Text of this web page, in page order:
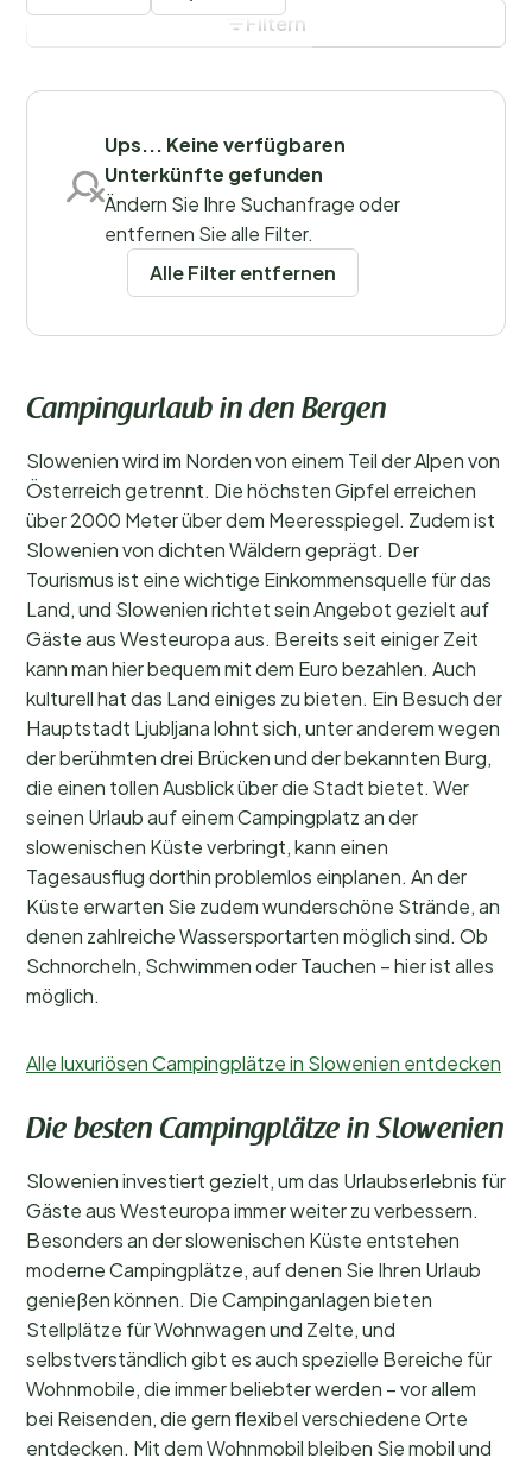
Urlaub verbringen.
Regionen
Filtern
Ups... Keine verfügbaren
Unterkünfte gefunden
Ändern Sie Ihre Suchanfrage oder
entfernen Sie alle Filter.
Alle Filter entfernen
Campingurlaub in den Bergen
Slowenien wird im Norden von einem Teil der Alpen von
Österreich getrennt. Die höchsten Gipfel erreichen
über 2000 Meter über dem Meeresspiegel. Zudem ist
Slowenien von dichten Wäldern geprägt. Der
Tourismus ist eine wichtige Einkommensquelle für das
Land, und Slowenien richtet sein Angebot gezielt auf
Gäste aus Westeuropa aus. Bereits seit einiger Zeit
kann man hier bequem mit dem Euro bezahlen. Auch
kulturell hat das Land einiges zu bieten. Ein Besuch der
Hauptstadt Ljubljana lohnt sich, unter anderem wegen
der berühmten drei Brücken und der bekannten Burg,
die einen tollen Ausblick über die Stadt bietet. Wer
seinen Urlaub auf einem Campingplatz an der
slowenischen Küste verbringt, kann einen
Tagesausflug dorthin problemlos einplanen. An der
Küste erwarten Sie zudem wunderschöne Strände, an
denen zahlreiche Wassersportarten möglich sind. Ob
Schnorcheln, Schwimmen oder Tauchen – hier ist alles
möglich.
Alle luxuriösen Campingplätze in Slowenien entdecken
Die besten Campingplätze in Slowenien
Slowenien investiert gezielt, um das Urlaubserlebnis für
Gäste aus Westeuropa immer weiter zu verbessern.
Besonders an der slowenischen Küste entstehen
moderne Campingplätze, auf denen Sie Ihren Urlaub
genießen können. Die Campinganlagen bieten
Stellplätze für Wohnwagen und Zelte, und
selbstverständlich gibt es auch spezielle Bereiche für
Wohnmobile, die immer beliebter werden – vor allem
bei Reisenden, die gern flexibel verschiedene Orte
entdecken. Mit dem Wohnmobil bleiben Sie mobil und